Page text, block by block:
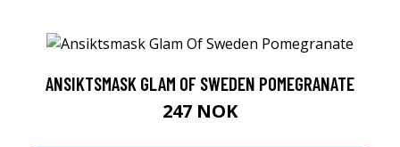
ANSIKTSMASK GLAM OF SWEDEN POMEGRANATE
247 NOK